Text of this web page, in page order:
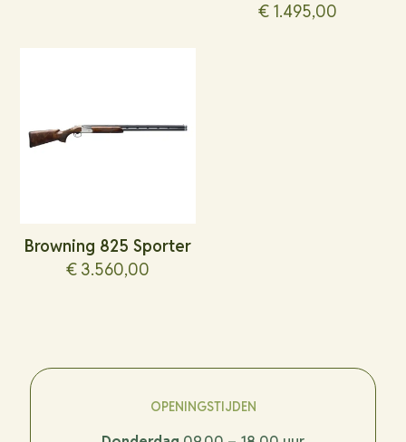
€ 1.495,00
Browning 825 Sporter
€ 3.560,00
OPENINGSTIJDEN